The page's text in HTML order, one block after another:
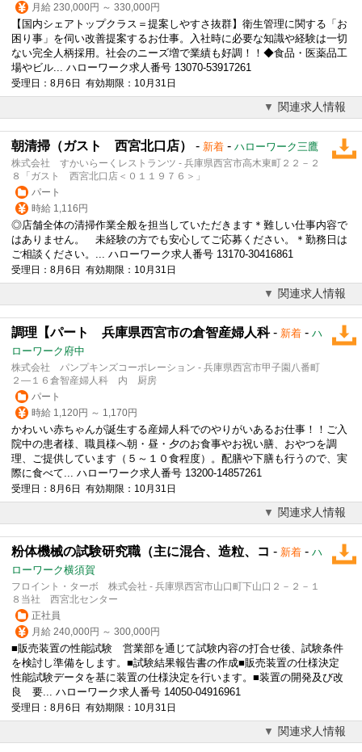
月給 230,000円 ～ 330,000円
【国内シェアトップクラス＝提案しやすさ抜群】衛生管理に関する「お
困り事」を伺い改善提案するお仕事。入社時に必要な知識や経験は一切
ない完全人柄採用。社会のニーズ増で業績も好調！！◆食品・医薬品工
場やビル... ハローワーク求人番号 13070-53917261
受理日：8月6日 有効期限：10月31日
関連求人情報
朝清掃（ガスト 西宮北口店） - 新着 - ハローワーク三鷹
株式会社 すかいらーくレストランツ - 兵庫県西宮市高木東町２２－２
８「ガスト 西宮北口店＜０１１９７６＞」
パート
時給 1,116円
◎店舗全体の清掃作業全般を担当していただきます＊難しい仕事内容で
はありません。 未経験の方でも安心してご応募ください。＊勤務日は
ご相談ください。... ハローワーク求人番号 13170-30416861
受理日：8月6日 有効期限：10月31日
関連求人情報
調理【パート 兵庫県西宮市の倉智産婦人科- 新着 - ハ
ローワーク府中
株式会社 パンプキンズコーポレーション - 兵庫県西宮市甲子園八番町
２―１６倉智産婦人科 内 厨房
パート
時給 1,120円 ～ 1,170円
かわいい赤ちゃんが誕生する産婦人科でのやりがいあるお仕事！！ご入
院中の患者様、職員様へ朝・昼・夕のお食事やお祝い膳、おやつを調
理、ご提供しています（５～１０食程度）。配膳や下膳も行うので、実
際に食べて... ハローワーク求人番号 13200-14857261
受理日：8月6日 有効期限：10月31日
関連求人情報
粉体機械の試験研究職（主に混合、造粒、コ - 新着 - ハ
ローワーク横須賀
フロイント・ターボ 株式会社 - 兵庫県西宮市山口町下山口２－２－１
８当社 西宮北センター
正社員
月給 240,000円 ～ 300,000円
■販売装置の性能試験 営業部を通じて試験内容の打合せ後、試験条件
を検討し準備をします。■試験結果報告書の作成■販売装置の仕様決定
性能試験データを基に装置の仕様決定を行います。■装置の開発及び改
良 要... ハローワーク求人番号 14050-04916961
受理日：8月6日 有効期限：10月31日
関連求人情報